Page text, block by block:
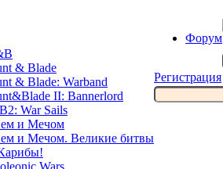
& Blade
& Blade: Warband
II: Bannerlord
War Sails
и Мечом
и Мечом. Великие битвы
Wars
Форум
Регистрация